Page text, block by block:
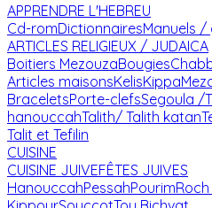
APPRENDRE L'HEBREU
Cd-romDictionnairesManuels
ARTICLES RELIGIEUX / JUDAICA
Boitiers MezouzaBougies
Articles maisonsKelisKippa
BraceletsPorte-clefsSegoula /
hanouccahTalith/ Talith katan
Talit et Tefilin
CUISINE
CUISINE JUIVEFÊTES JUIVES
HanouccahPessahPourim